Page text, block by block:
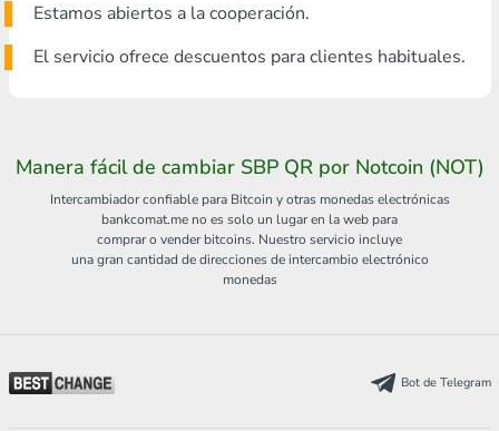
Estamos abiertos a la cooperación.
El servicio ofrece descuentos para clientes habituales.
Manera fácil de cambiar SBP QR por Notcoin (NOT)
Intercambiador confiable para Bitcoin y otras monedas electrónicas
bankcomat.me no es solo un lugar en la web para
comprar o vender bitcoins. Nuestro servicio incluye
una gran cantidad de direcciones de intercambio electrónico
monedas
Bot de Telegram